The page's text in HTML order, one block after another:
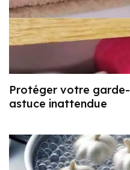
Protéger votre
astuce inattendue